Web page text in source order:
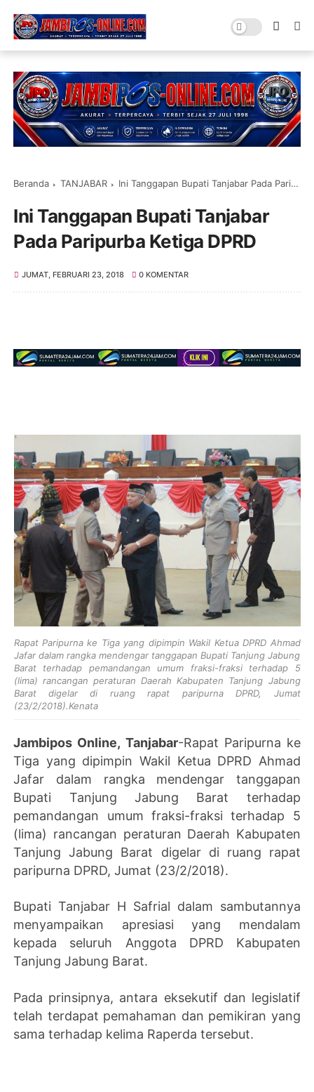
Beranda TANJABAR Ini Tanggapan Bupati Tanjabar Pada Paripurba Ketiga DPRD
Ini Tanggapan Bupati Tanjabar
Pada Paripurba Ketiga DPRD
JUMAT, FEBRUARI 23, 2018 0 KOMENTAR
Rapat Paripurna ke Tiga yang dipimpin Wakil Ketua DPRD Ahmad
Jafar dalam rangka mendengar tanggapan Bupati Tanjung Jabung
Barat terhadap pemandangan umum fraksi-fraksi terhadap 5
(lima) rancangan peraturan Daerah Kabupaten Tanjung Jabung
Barat digelar di ruang rapat paripurna DPRD, Jumat
(23/2/2018).Kenata
Jambipos Online, Tanjabar-Rapat Paripurna ke
Tiga yang dipimpin Wakil Ketua DPRD Ahmad
Jafar dalam rangka mendengar tanggapan
Bupati Tanjung Jabung Barat terhadap
pemandangan umum fraksi-fraksi terhadap 5
(lima) rancangan peraturan Daerah Kabupaten
Tanjung Jabung Barat digelar di ruang rapat
paripurna DPRD, Jumat (23/2/2018).
Bupati Tanjabar H Safrial dalam sambutannya
menyampaikan apresiasi yang mendalam
kepada seluruh Anggota DPRD Kabupaten
Tanjung Jabung Barat.
Pada prinsipnya, antara eksekutif dan legislatif
telah terdapat pemahaman dan pemikiran yang
sama terhadap kelima Raperda tersebut.